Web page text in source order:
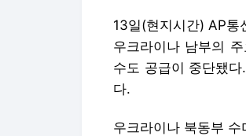
13일(현지시간) AP통
우크라이나 남부의
수도 공급이 중단됐
다.
우크라이나 북동부